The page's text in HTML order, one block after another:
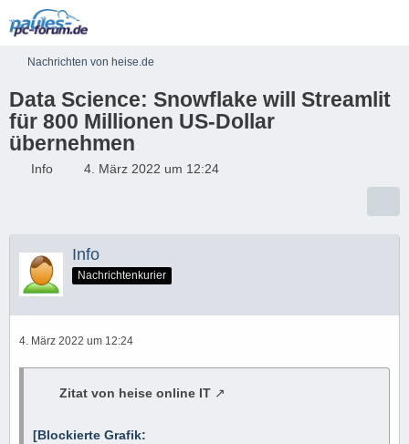
Nachrichten von heise.de
Data Science: Snowflake will Streamlit
für 800 Millionen US-Dollar
übernehmen
Info 4. März 2022 um 12:24
Info
Nachrichtenkurier
4. März 2022 um 12:24
Zitat von heise online IT
[Blockierte Grafik: